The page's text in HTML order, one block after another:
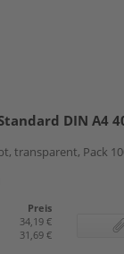
DIN A4
transparent, Pack
Preis
34,19 €
31,69 €